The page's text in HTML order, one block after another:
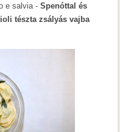
e salvia -Spenóttal és
tészta zsályás vajba